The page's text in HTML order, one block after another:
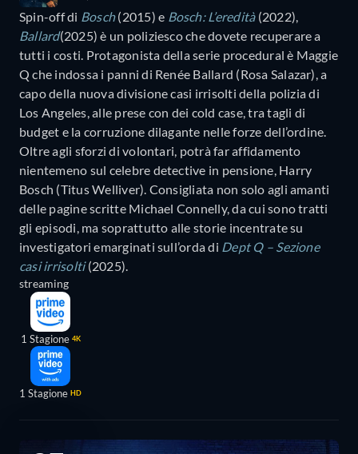
Spin-off di Bosch(2015) e Bosch: L’eredità(2022),
Ballard(2025) è un poliziesco che dovete recuperare a
tutti i costi. Protagonista della serie procedural è Maggie
Q che indossa i panni di Renée Ballard (Rosa Salazar), a
capo della nuova divisione casi irrisolti della polizia di
Los Angeles, alle prese con dei cold case, tra tagli di
budget e la corruzione dilagante nelle forze dell’ordine.
Oltre agli sforzi di volontari, potrà far affidamento
nientemeno sul celebre detective in pensione, Harry
Bosch (Titus Welliver). Consigliata non solo agli amanti
delle pagine scritte Michael Connelly, da cui sono tratti
gli episodi, ma soprattutto alle storie incentrate su
investigatori emarginati sull’orda di Dept Q – Sezione
casi irrisolti(2025).
streaming
1 Stagione 4K
1 Stagione HD